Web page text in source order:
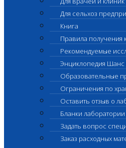
Для сельхоз
Книга
Правила получения
Рекомендуемые
Энциклопедия Шанс
Образовательные
Ограничения по
Оставить отзыв о
Бланки лаборатории
Задать вопрос
Заказ расходных